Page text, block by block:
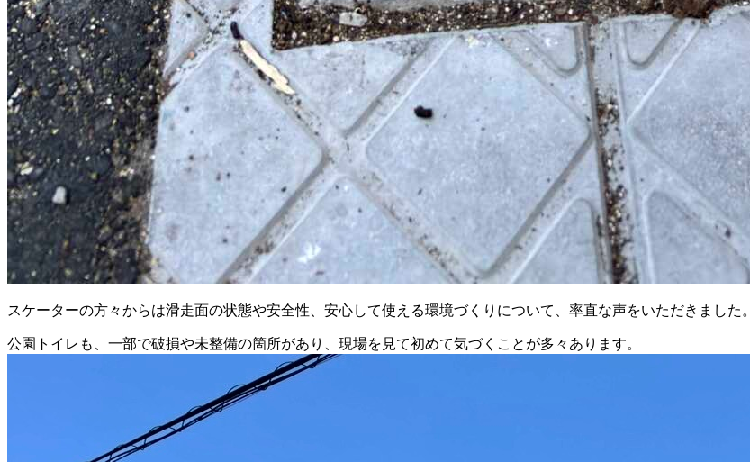
スケーターの方々からは滑走面の状態や安全性、安心して使える環境づくりについて、率直な声をいただきました。
公園トイレも、一部で破損や未整備の箇所があり、現場を見て初めて気づくことが多々あります。